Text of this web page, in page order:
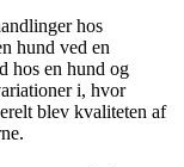
hos
hund ved en
hos en hund og
i, hvor
blev kvaliteten af